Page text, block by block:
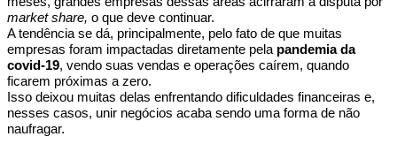
market share, o que deve continuar.
A tendência se dá, principalmente, pelo fato de que muitas
empresas foram impactadas diretamente pela pandemia da
covid-19, vendo suas vendas e operações caírem, quando
ficarem próximas a zero.
Isso deixou muitas delas enfrentando dificuldades financeiras e,
nesses casos, unir negócios acaba sendo uma forma de não
naufragar.